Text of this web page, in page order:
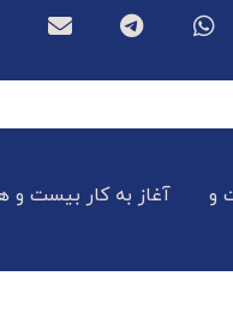
و
آغاز به کار بیست و